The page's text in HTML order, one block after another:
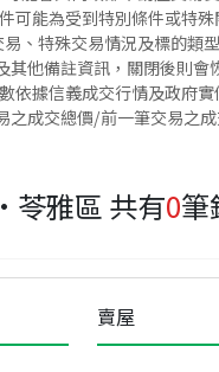
可能為受到特別條件或特
、特殊交易情況及標的類
其他備註資訊，關閉後則會
依據信義成交行情及政府
之成交總價/前一筆交易之
苓雅區 共有0筆
賣屋